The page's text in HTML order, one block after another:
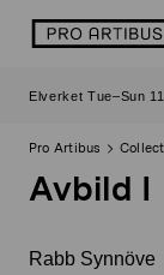
logo
Elverket Tue–Sun
Pro Artibus
Avbild I
Rabb Synnöve